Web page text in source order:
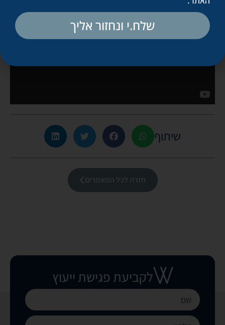
מבחינה הורמונלית, גודש והצטברות נוזלים, איזון מלחים ורמות
ברזל, הפרשת חלב בשדיים ועוד ועוד. גם מי שלא מניקה תזדקק
לתקופה שאחרי הלידה להתאוששות ולא לניתוחים.
האחריות והמקצועיות הנדרשות להצלחת הטיפול שלכן. אבל לא
ואחרי הניתוח, וכך לתרום להצלחתו.
שיתוף
חזרה לכל המאמרים
לקביעת פגישת ייעוץ
שלח.י ונחזור אליך